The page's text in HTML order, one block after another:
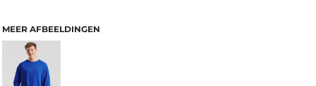
MEER AFBEELDINGEN